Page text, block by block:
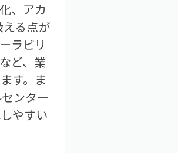
、アカ
る点が
ラビリ
ど、業
す。ま
ンター
やすい